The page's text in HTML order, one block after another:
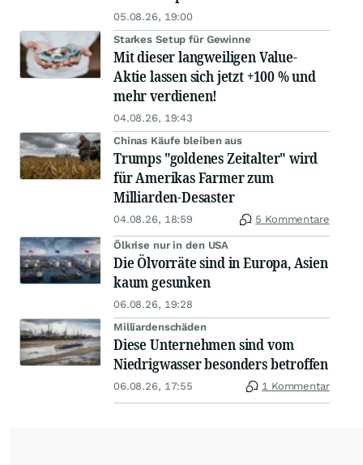
05.08.26, 19:00
Starkes Setup für Gewinne
Mit dieser langweiligen Value-
Aktie lassen sich jetzt +100 % und
mehr verdienen!
04.08.26, 19:43
Chinas Käufe bleiben aus
Trumps "goldenes Zeitalter" wird
für Amerikas Farmer zum
Milliarden-Desaster
04.08.26, 18:59 5 Kommentare
Ölkrise nur in den USA
Die Ölvorräte sind in Europa, Asien
kaum gesunken
06.08.26, 19:28
Milliardenschäden
Diese Unternehmen sind vom
Niedrigwasser besonders betroffen
06.08.26, 17:55 1 Kommentar